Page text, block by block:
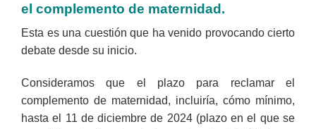
el complemento de maternidad.
Esta es una cuestión que ha venido provocando cierto
debate desde su inicio.
Consideramos que el plazo para reclamar el
complemento de maternidad, incluiría, cómo mínimo,
hasta el 11 de diciembre de 2024 (plazo en el que se